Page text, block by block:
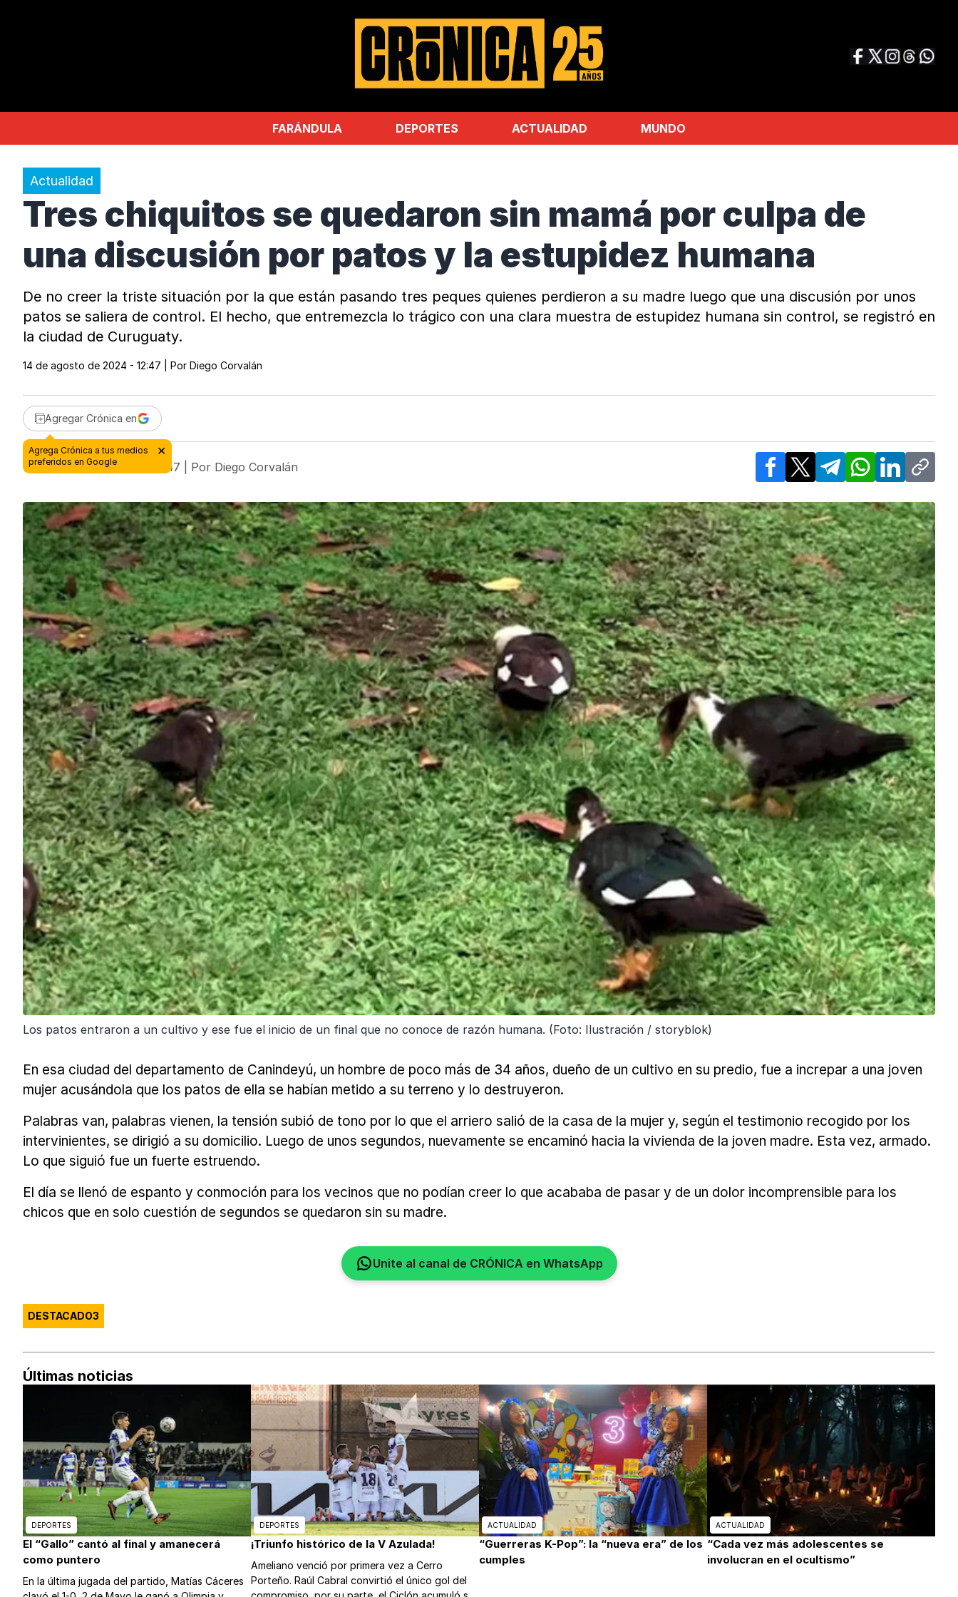
FARÁNDULA DEPORTES ACTUALIDAD MUNDO
Actualidad
Tres chiquitos se quedaron sin mamá por culpa de
una discusión por patos y la estupidez humana
De no creer la triste situación por la que están pasando tres peques quienes perdieron a su madre luego que una discusión por unos
patos se saliera de control. El hecho, que entremezcla lo trágico con una clara muestra de estupidez humana sin control, se registró en
la ciudad de Curuguaty.
14 de agosto de 2024 - 12:47 | Por Diego Corvalán
Agregar Crónica en
14 de agosto de 2024 - 12:47 | Por Diego Corvalán
Facebook
X TelegramWhatsApp
LinkedInCopy
Los patos entraron a un cultivo y ese fue el inicio de un final que no conoce de razón humana. (Foto: Ilustración / storyblok)
En esa ciudad del departamento de Canindeyú, un hombre de poco más de 34 años, dueño de un cultivo en su predio, fue a increpar a una joven
mujer acusándola que los patos de ella se habían metido a su terreno y lo destruyeron.
Palabras van, palabras vienen, la tensión subió de tono por lo que el arriero salió de la casa de la mujer y, según el testimonio recogido por los
intervinientes, se dirigió a su domicilio. Luego de unos segundos, nuevamente se encaminó hacia la vivienda de la joven madre. Esta vez, armado.
Lo que siguió fue un fuerte estruendo.
El día se llenó de espanto y conmoción para los vecinos que no podían creer lo que acababa de pasar y de un dolor incomprensible para los
chicos que en solo cuestión de segundos se quedaron sin su madre.
Unite al canal de CRÓNICA en WhatsApp
DESTACADO3
Últimas noticias
DEPORTES
El “Gallo” cantó al final y amanecerá
como puntero
En la última jugada del partido, Matías Cáceres
DEPORTES
¡Triunfo histórico de la V Azulada!
Ameliano venció por primera vez a Cerro
Porteño. Raúl Cabral convirtió el único gol del
ACTUALIDAD
“Guerreras K-Pop”: la “nueva era” de los
cumples
ACTUALIDAD
“Cada vez más adolescentes se
involucran en el ocultismo”